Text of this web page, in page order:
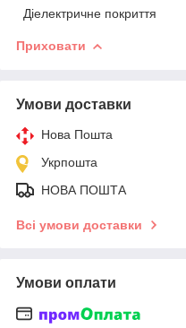
Діелектричне покриття
Приховати
Умови доставки
Нова Пошта
Укрпошта
НОВА ПОШТА
Всі умови доставки
Умови оплати